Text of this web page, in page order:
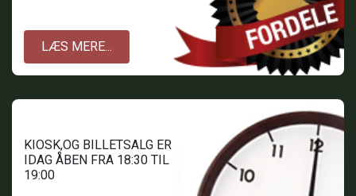
LÆS MERE...
KIOSK,OG BILLETSALG ER
IDAG ÅBEN FRA 18:30 TIL
19:00